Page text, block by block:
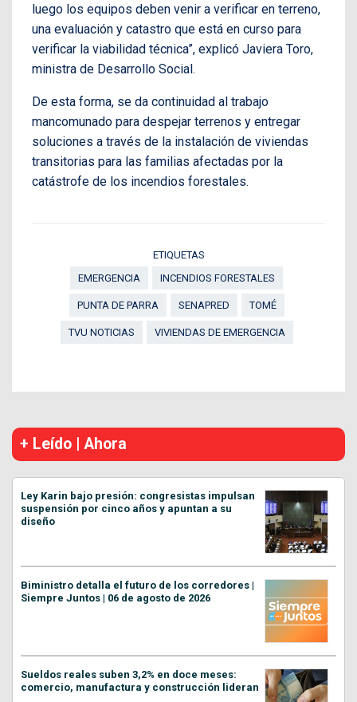
luego los equipos deben venir a verificar en terreno,
una evaluación y catastro que está en curso para
verificar la viabilidad técnica”, explicó Javiera Toro,
ministra de Desarrollo Social.
De esta forma, se da continuidad al trabajo
mancomunado para despejar terrenos y entregar
soluciones a través de la instalación de viviendas
transitorias para las familias afectadas por la
catástrofe de los incendios forestales.
ETIQUETAS
EMERGENCIA
INCENDIOS FORESTALES
PUNTA DE PARRA SENAPRED TOMÉ
TVU NOTICIAS VIVIENDAS DE EMERGENCIA
+ Leído | Ahora
Ley Karin bajo presión: congresistas impulsan
suspensión por cinco años y apuntan a su
diseño
Biministro detalla el futuro de los corredores |
Siempre Juntos | 06 de agosto de 2026
Sueldos reales suben 3,2% en doce meses:
comercio, manufactura y construcción lideran